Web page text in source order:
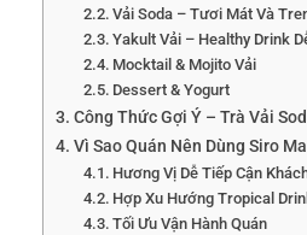
Vải Soda – Tươi Mát Và
Yakult Vải – Healthy Drink
Mocktail & Mojito Vải
Dessert & Yogurt
Công Thức Gợi Ý – Trà Vải
Vì Sao Quán Nên Dùng Siro
Hương Vị Dễ Tiếp Cận
Hợp Xu Hướng Tropical
Tối Ưu Vận Hành Quán